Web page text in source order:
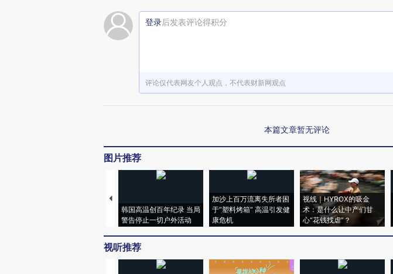
登录后发表评论得积分
评论仅代表网友个人观点，不代表财新网观点
本篇文章暂无评论
图片推荐
韩国高温创百年纪录 当局
警告停止一切户外活动
加沙上百万流离失所者困
于“塑料烤箱” 高温引发健
康危机
视线｜HYROX的吸金
术：是什么让中产们甘
心“花钱找虐”？
视听推荐